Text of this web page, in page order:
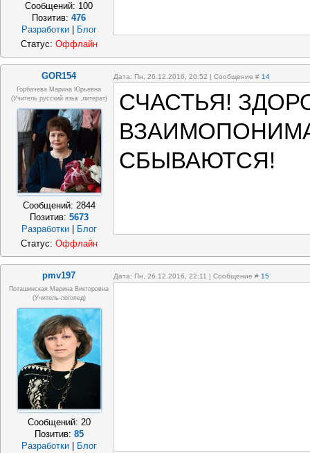
Сообщений: 100
Позитив:476
Разработки
Блог
Статус: Оффлайн
GOR154 Дата: Пн, 26.12.2016, 20:52 | Сообщение # 14
Горбачева Марина Юрьевна
(учитель русский язык ,литерат)
Сообщений: 2844
Позитив: 5673
Разработки
Блог
СЧАСТЬЯ!
СБЫВАЮТСЯ!
Статус: Оффлайн
pmv197 Дата: Пн, 26.12.2016, 22:11 | Сообщение # 15
Поташинская Марина Викторовна
(учитель-логопед)
Сообщений: 20
Позитив: 85
Разработки
Блог